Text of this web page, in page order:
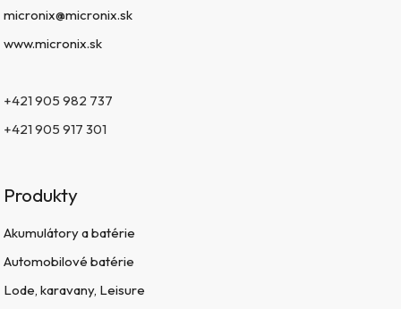
micronix@micronix.sk
www.micronix.sk
+421 905 982 737
+421 905 917 301
Produkty
Akumulátory a batérie
Automobilové batérie
Lode, karavany, Leisure